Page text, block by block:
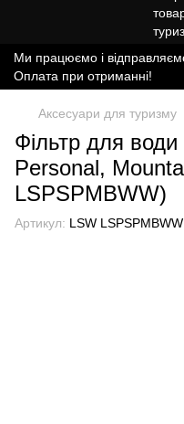
Ми працюємо і
Оплата при отриманні!
Аксесуари для туризму
Фільтр для
Personal,
LSPSPMBWW)
Артикул: LSW LSPSPMBWW